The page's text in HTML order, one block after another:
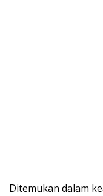
Ditemukan dalam